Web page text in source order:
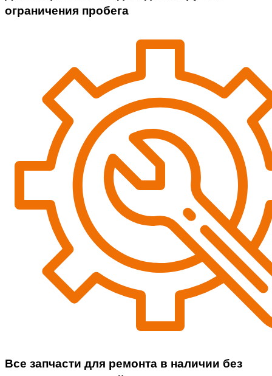
ограничения пробега
Все запчасти для ремонта в наличии без